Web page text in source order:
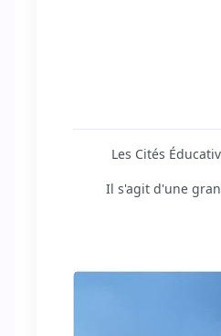
Les Cités
Il s'agit d'une